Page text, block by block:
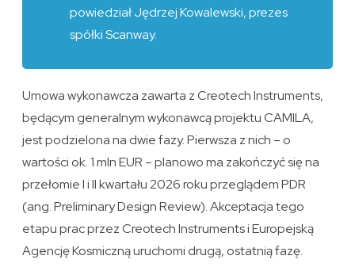
powiedział Jędrzej Kowalewski, prezes
spółki Scanway.
Umowa wykonawcza zawarta z Creotech Instruments,
będącym generalnym wykonawcą projektu CAMILA,
jest podzielona na dwie fazy. Pierwsza z nich – o
wartości ok. 1 mln EUR – planowo ma zakończyć się na
przełomie I i II kwartału 2026 roku przeglądem PDR
(ang. Preliminary Design Review). Akceptacja tego
etapu prac przez Creotech Instruments i Europejską
Agencję Kosmiczną uruchomi drugą, ostatnią fazę.